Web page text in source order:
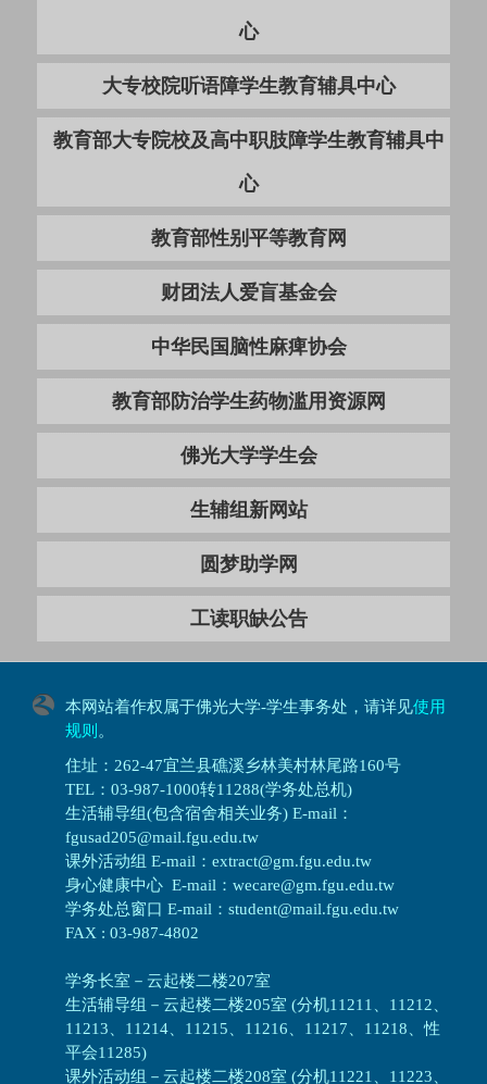
心
大专校院听语障学生教育辅具中心
教育部大专院校及高中职肢障学生教育辅具中
心
教育部性别平等教育网
财团法人爱盲基金会
中华民国脑性麻痺协会
教育部防治学生药物滥用资源网
佛光大学学生会
生辅组新网站
圆梦助学网
工读职缺公告
本网站着作权属于佛光大学-学生事务处，请详见使用
规则 。
住址：262-47宜兰县礁溪乡林美村林尾路160号
TEL：03-987-1000转11288(学务处总机)
生活辅导组(包含宿舍相关业务) E-mail：
fgusad205@mail.fgu.edu.tw
课外活动组 E-mail：extract@gm.fgu.edu.tw
身心健康中心 E-mail：wecare@gm.fgu.edu.tw
学务处总窗口 E-mail：student@mail.fgu.edu.tw
FAX : 03-987-4802
学务长室－云起楼二楼207室
生活辅导组 － 云起楼二楼205室 (分机11211、11212、
11213、11214、11215、11216、11217、11218、性
平会11285)
课外活动组 － 云起楼二楼208室 (分机11221、11223、